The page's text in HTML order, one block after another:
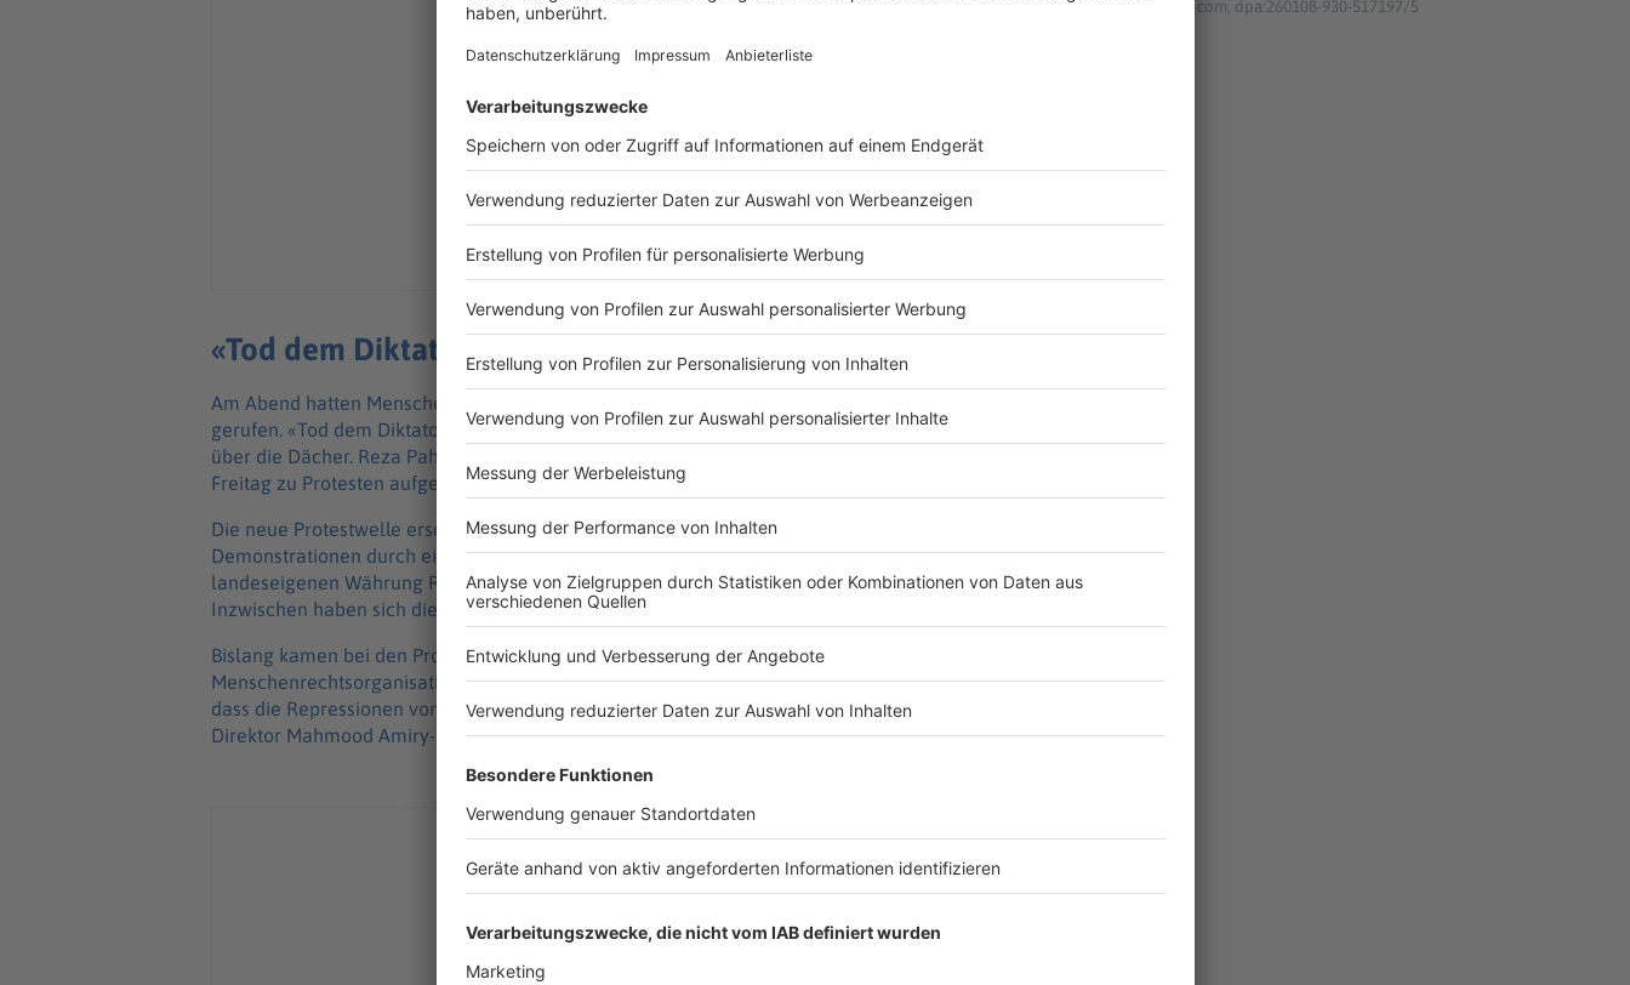
«Tod dem Diktator» hallt über die Dächer
Am Abend hatten Menschen von Fenstern und Balkonen Slogans gegen die Staatsmacht
gerufen. «Tod dem Diktator» und «Das ist der letzte Kampf, Pahlavi kommt zurück», hallte
über die Dächer. Reza Pahlavi, Sohn des 1979 gestürzten Schahs, hatte für Donnerstag und
Freitag zu Protesten aufgerufen.
Die neue Protestwelle erschüttert den Iran seit Ende Dezember. Ausgelöst wurden die
Demonstrationen durch eine massive Wirtschaftskrise und einen plötzlichen Absturz der
landeseigenen Währung Rial. In Teheran gingen daraufhin wütende Händler auf die Straße.
Inzwischen haben sich die Proteste auf das ganze Land ausgeweitet.
Bislang kamen bei den Protesten 45 Demonstranten ums Leben, wie die in Oslo ansässige
Menschenrechtsorganisation Iran Human Rights (IHRNGO) mitteilte. «Die Fakten zeigen,
dass die Repressionen von Tag zu Tag gewalttätiger und umfassender werden», sagte
Direktor Mahmood Amiry-Moghaddam.
© dpa-infocom, dpa:260108-930-517197/5